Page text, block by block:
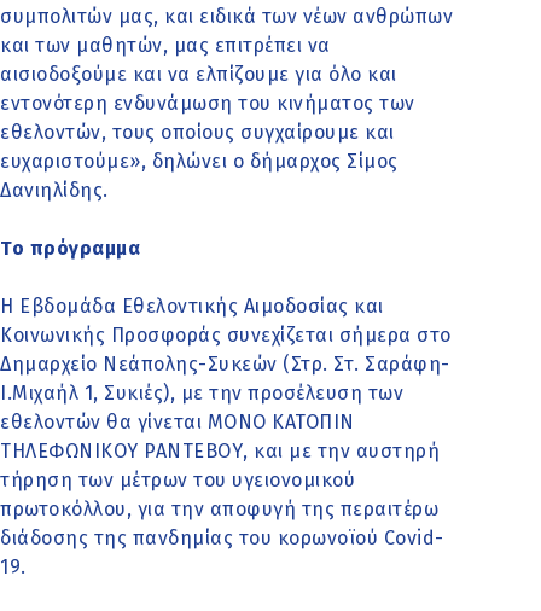
συμπολιτών μας, και ειδικά των νέων ανθρώπων
και των μαθητών, μας επιτρέπει να
αισιοδοξούμε και να ελπίζουμε για όλο και
εντονότερη ενδυνάμωση του κινήματος των
εθελοντών, τους οποίους συγχαίρουμε και
ευχαριστούμε», δηλώνει ο δήμαρχος Σίμος
Δανιηλίδης.
Το πρόγραμμα
Η Εβδομάδα Εθελοντικής Αιμοδοσίας και
Κοινωνικής Προσφοράς συνεχίζεται σήμερα στο
Δημαρχείο Νεάπολης-Συκεών (Στρ. Στ. Σαράφη-
Ι.Μιχαήλ 1, Συκιές), με την προσέλευση των
εθελοντών θα γίνεται ΜΟΝΟ ΚΑΤΟΠΙΝ
ΤΗΛΕΦΩΝΙΚΟΥ ΡΑΝΤΕΒΟΥ, και με την αυστηρή
τήρηση των μέτρων του υγειονομικού
πρωτοκόλλου, για την αποφυγή της περαιτέρω
διάδοσης της πανδημίας του κορωνοϊού Covid-
19.